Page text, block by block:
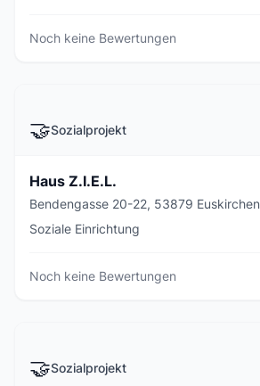
Noch keine Bewertungen
🤝Sozialprojekt
Haus Z.I.E.L.
Bendengasse 20-22, 53879 Euskirchen
Soziale Einrichtung
Noch keine Bewertungen
🤝Sozialprojekt